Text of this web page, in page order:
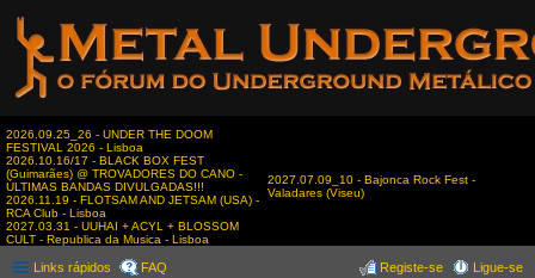
2026.09.25_26 - UNDER THE DOOM
FESTIVAL 2026 - Lisboa
2026.10.16/17 - BLACK BOX FEST
(Guimarães) @ TROVADORES DO CANO -
ÚLTIMAS BANDAS DIVULGADAS!!!
2026.11.19 - FLOTSAM AND JETSAM (USA) -
RCA Club - Lisboa
2027.03.31 - UUHAI + ACYL + BLOSSOM
CULT - Republica da Musica - Lisboa
2027.07.09_10 - Bajonca Rock Fest -
Valadares (Viseu)
Links rápidos FAQ Ligue-se
Registe-se